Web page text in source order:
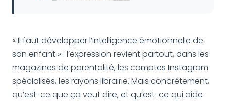
« Il faut développer l’intelligence émotionnelle de
son enfant » : l’expression revient partout, dans les
magazines de parentalité, les comptes Instagram
spécialisés, les rayons librairie. Mais concrètement,
qu’est-ce que ça veut dire, et qu’est-ce qui aide